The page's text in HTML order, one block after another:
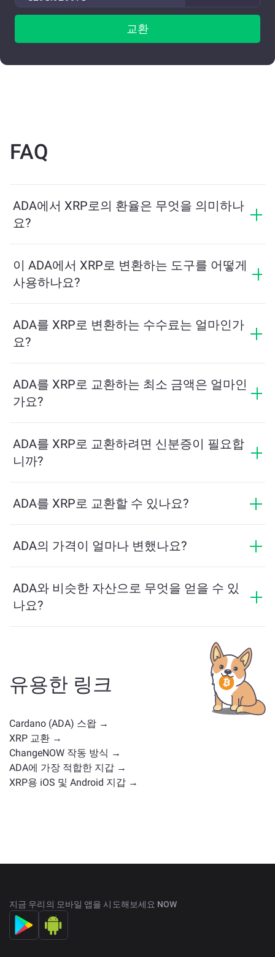
교환
FAQ
ADA에서 XRP로의 환율은 무엇을 의미하나
요?
줍니다. 이 환율은 시장 상황, 수요와 공급, 그리고 유동성
에 따라 변동합니다.
이 ADA에서 XRP로 변환하는 도구를 어떻게
사용하나요?
수량을 계산해줍니다. 그런 다음, 안내에 따라 거래를 완
료하세요.
ADA를 XRP로 변환하는 수수료는 얼마인가
요?
라집니다. ChangeNOW는 숨겨진 수수료 없이 경쟁력 있
는 요금을 제공하며, 최종 금액은 거래를 확인하기 전에
표시됩니다.
ADA를 XRP로 교환하는 최소 금액은 얼마인
가요?
다. 플랫폼은 원활한 거래를 보장하기 위해 필요한 최소
금액을 자동으로 계산합니다. 그러나 대부분의 경우, 최
소 금액은 2달러 상당입니다.
ADA를 XRP로 교환하려면 신분증이 필요합
니까?
프로세스가 빠르고 익명입니다. 그러나 ChangeNOW Pro
세요!
ADA를 XRP로 교환할 수 있나요?
교환할 수 있습니다. 또한 ChangeNOW는 멀티체인 브리
ADA의 가격이 얼마나 변했나요?
다.
ADA와 비슷한 자산으로 무엇을 얻을 수 있
나요?
테이블코인, 유틸리티 토큰, 거버넌스 코인 또는 다른 유
형일 수 있습니다. 일반적인 대안으로는 유사한 사용 사
례나 시장 위치를 가진 다른 암호화폐가 포함됩니다.주
요 거래 페이지에서 교환 가능한 모든 자산을 확인하세
유용한 링크
Cardano (ADA) 스왑 →
XRP 교환 →
ChangeNOW 작동 방식 →
ADA에 가장 적합한 지갑 →
XRP용 iOS 및 Android 지갑 →
지금 우리의 모바일 앱을 시도해보세요 NOW